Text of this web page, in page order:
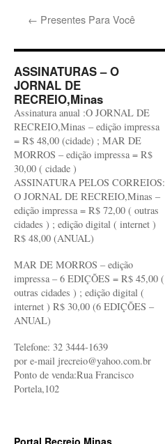
← Presentes Para Você
ASSINATURAS – O
JORNAL DE
RECREIO,Minas
Assinatura anual :O JORNAL DE
RECREIO,Minas – edição impressa
= R$ 48,00 (cidade) ; MAR DE
MORROS – edição impressa = R$
30,00 ( cidade )
ASSINATURA PELOS CORREIOS:
O JORNAL DE RECREIO,Minas –
edição impressa = R$ 72,00 ( outras
cidades ) ; edição digital ( internet )
R$ 48,00 (ANUAL)
MAR DE MORROS – edição
impressa – 6 EDIÇÕES = R$ 45,00 (
outras cidades ) ; edição digital (
internet ) R$ 30,00 (6 EDIÇÕES –
ANUAL)
Telefone: 32 3444-1639
por e-mail jrecreio@yahoo.com.br
Ponto de venda:Rua Francisco
Portela,102
Portal Recreio Minas